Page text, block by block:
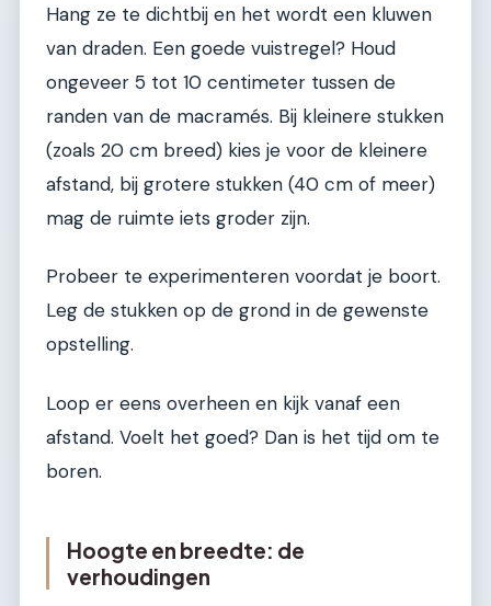
Hang ze te dichtbij en het wordt een kluwen
van draden. Een goede vuistregel? Houd
ongeveer 5 tot 10 centimeter tussen de
randen van de macramés. Bij kleinere stukken
(zoals 20 cm breed) kies je voor de kleinere
afstand, bij grotere stukken (40 cm of meer)
mag de ruimte iets groder zijn.
Probeer te experimenteren voordat je boort.
Leg de stukken op de grond in de gewenste
opstelling.
Loop er eens overheen en kijk vanaf een
afstand. Voelt het goed? Dan is het tijd om te
boren.
Hoogte en breedte: de
verhoudingen